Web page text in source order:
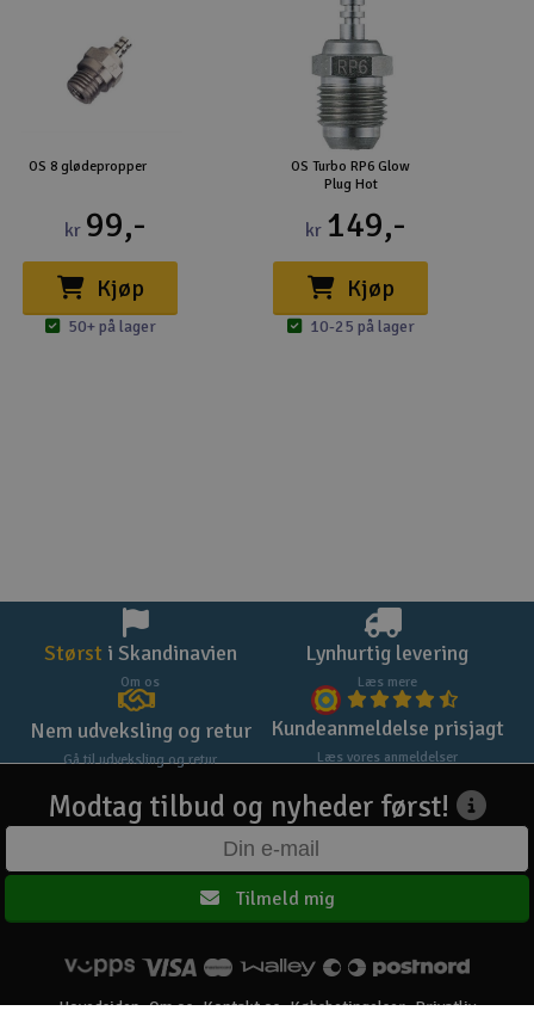
OS 8 glødepropper
kr 99,-
Kjøp
50+ på lager
OS Turbo RP6 Glow
Plug Hot
kr 149,-
Kjøp
10-25 på lager
Størst i Skandinavien
Om os
Lynhurtig levering
Læs mere
Nem udveksling og retur
Gå til udveksling og retur
Kundeanmeldelse prisjagt
Læs vores anmeldelser
Modtag tilbud og nyheder først!
Tilmeld mig
Hovedsiden Om os Kontakt os Købsbetingelser Privatliv